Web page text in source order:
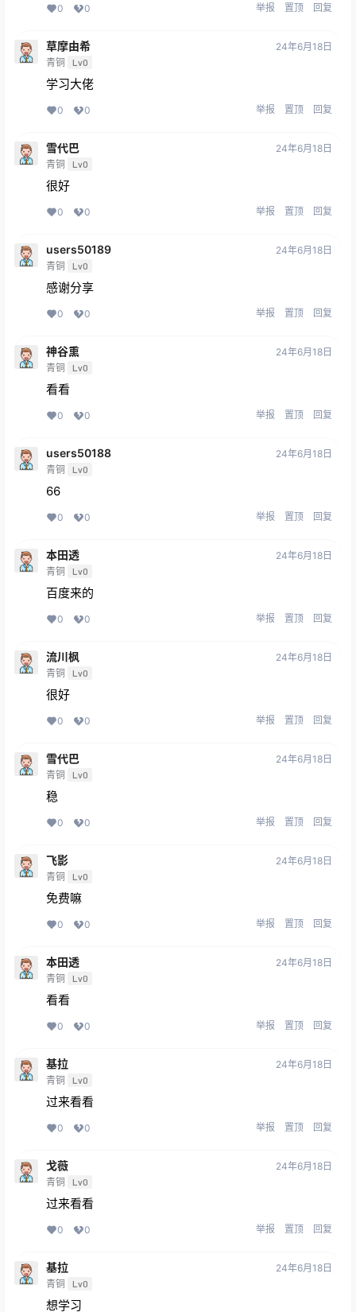
0 0 举报 置顶 回复
草摩由希
青铜 Lv0
24年6月18日
学习大佬
0 0 举报 置顶 回复
雪代巴
青铜 Lv0
24年6月18日
很好
0 0 举报 置顶 回复
users50189
青铜 Lv0
24年6月18日
感谢分享
0 0 举报 置顶 回复
神谷熏
青铜 Lv0
24年6月18日
看看
0 0 举报 置顶 回复
users50188
青铜 Lv0
24年6月18日
66
0 0 举报 置顶 回复
本田透
青铜 Lv0
24年6月18日
百度来的
0 0 举报 置顶 回复
流川枫
青铜 Lv0
24年6月18日
很好
0 0 举报 置顶 回复
雪代巴
青铜 Lv0
24年6月18日
稳
0 0 举报 置顶 回复
飞影
青铜 Lv0
24年6月18日
免费嘛
0 0 举报 置顶 回复
本田透
青铜 Lv0
24年6月18日
看看
0 0 举报 置顶 回复
基拉
青铜 Lv0
24年6月18日
过来看看
0 0 举报 置顶 回复
戈薇
青铜 Lv0
24年6月18日
过来看看
0 0 举报 置顶 回复
基拉
青铜 Lv0
24年6月18日
想学习